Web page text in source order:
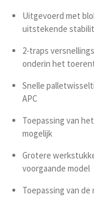
Uitgevoerd met
uitstekende
2-traps
onderin het
Snelle
APC
Toepassing van
mogelijk
Grotere
voorgaande model
Toepassing van